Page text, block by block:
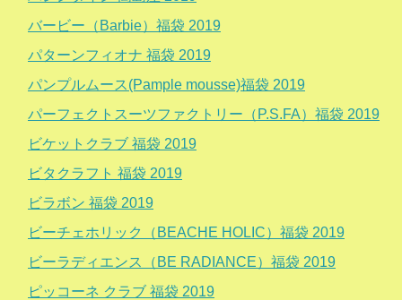
バービー（Barbie）福袋 2019
パターンフィオナ 福袋 2019
パンプルムース(Pample mousse)福袋 2019
パーフェクトスーツファクトリー（P.S.FA）福袋 2019
ビケットクラブ 福袋 2019
ビタクラフト 福袋 2019
ビラボン 福袋 2019
ビーチェホリック（BEACHE HOLIC）福袋 2019
ビーラディエンス（BE RADIANCE）福袋 2019
ピッコーネ クラブ 福袋 2019